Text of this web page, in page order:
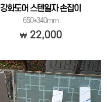
강화도어 스텐일자 손잡이
650*340mm
22,000